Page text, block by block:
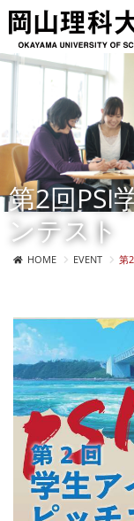
第2回PSI
ンテスト
HOME EVENT 第